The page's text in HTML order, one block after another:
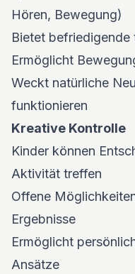
Hören, Bewegung)
Bietet befriedigende
Ermöglicht
Weckt natürliche
funktionieren
Kreative Kontrolle
Kinder können
Aktivität treffen
Offene
Ergebnisse
Ermöglicht
Ansätze